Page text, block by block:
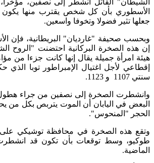
الشيطان" القاتل انشطر إلى نصفين،
الأسطوري بأن كل شخص يقترب منها يكون
جعلها تثير فضولا وتخوفا واسعين.
وبحسب صحيفة "غارديان" البريطانية، فإن
إن هذه الصخرة البركانية احتضنت "الروح
هيئة امرأة جميلة يقال إنها كانت جزءا من
إقطاعي لأجل اغتيال الإمبراطور توبا الذي
سنتي 1107 و 1123.
وانشطرت الصخرة إلى نصفين من جراء هطول
البعض في اليابان أن الموت يتربص بكل من
الحجر "المنحوس".
وتقع هذه الصخرة في محافظة توشيكي
طوكيو، وسط توقعات بأن تكون قد انشطرت
الماضية.